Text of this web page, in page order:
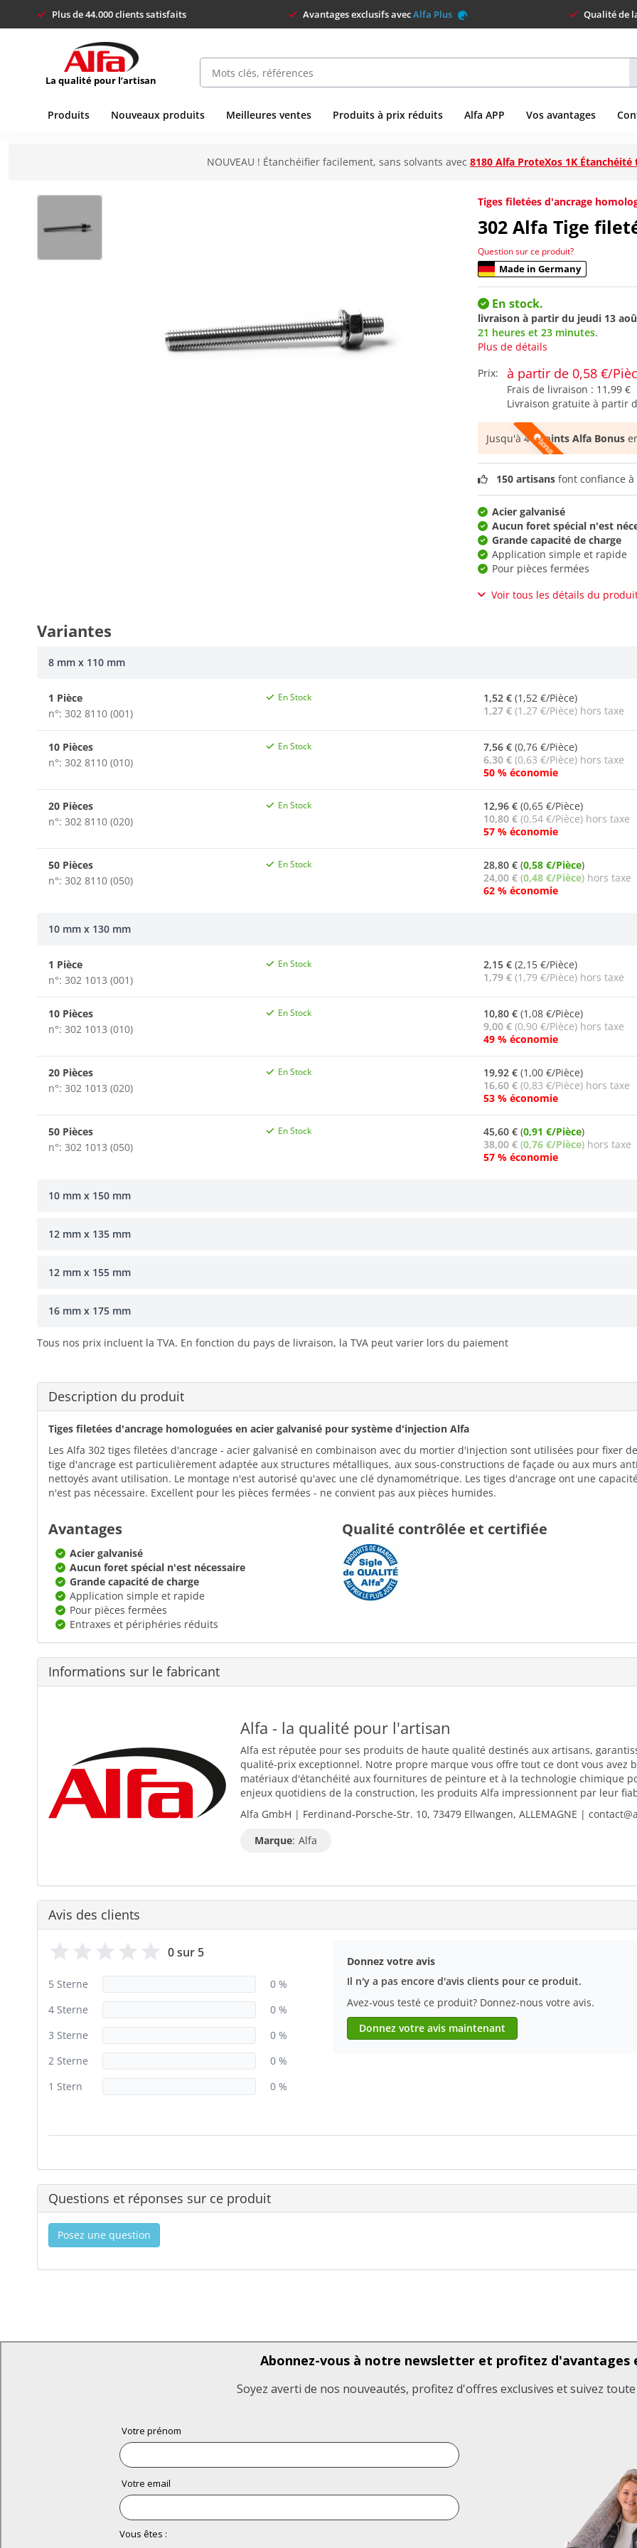
Plus de 44.000 clients satisfaits Avantages exclusifs avecAlfa Plus Qualité de
La qualité pour l’artisan
Produits Nouveaux produits Meilleures ventes Produits à prix réduits Alfa APP Vos avantages
NOUVEAU ! Étanchéifier facilement, sans solvants avec 8180 Alfa ProteXos 1K
Tiges filetées d'ancrage
302 Alfa Tige
Question sur ce produit?
Made in Germany
En stock.
livraison à partir du jeudi 13
21 heures et 23 minutes.
Plus de détails
Prix:
à partir de 0,58 €/
Frais de livraison : 11,99 €
Livraison gratuite à partir
Jusqu'à44 points Alfa Bonus
150 artisans font confiance
Acier galvanisé
Aucun foret spécial n'est
Grande capacité de charge
Application simple et rapide
Pour pièces fermées
Voir tous les détails du
Variantes
8 mm x 110 mm
1 Pièce
n°: 302 8110 (001)
En Stock 1,52 € (1,52 €/Pièce)
1,27 € (1,27 €/Pièce) hors taxe
10 Pièces
n°: 302 8110 (010)
En Stock 7,56 € (0,76 €/Pièce)
6,30 € (0,63 €/Pièce) hors taxe
50 % économie
20 Pièces
n°: 302 8110 (020)
En Stock 12,96 € (0,65 €/Pièce)
10,80 € (0,54 €/Pièce) hors taxe
57 % économie
50 Pièces
n°: 302 8110 (050)
En Stock 28,80 € (0,58 €/Pièce)
24,00 € (0,48 €/Pièce) hors taxe
62 % économie
10 mm x 130 mm
1 Pièce
n°: 302 1013 (001)
En Stock 2,15 € (2,15 €/Pièce)
1,79 € (1,79 €/Pièce) hors taxe
10 Pièces
n°: 302 1013 (010)
En Stock 10,80 € (1,08 €/Pièce)
9,00 € (0,90 €/Pièce) hors taxe
49 % économie
20 Pièces
n°: 302 1013 (020)
En Stock 19,92 € (1,00 €/Pièce)
16,60 € (0,83 €/Pièce) hors taxe
53 % économie
50 Pièces
n°: 302 1013 (050)
En Stock 45,60 € (0,91 €/Pièce)
38,00 € (0,76 €/Pièce) hors taxe
57 % économie
10 mm x 150 mm
12 mm x 135 mm
12 mm x 155 mm
16 mm x 175 mm
Tous nos prix incluent la TVA. En fonction du pays de livraison, la TVA peut varier lors du paiement
Description du produit
Tiges filetées d'ancrage homologuées en acier galvanisé pour système d'injection Alfa
Les Alfa 302 tiges filetées d'ancrage - acier galvanisé en combinaison avec du mortier d'injection sont utilisées pour fixer
tige d'ancrage est particulièrement adaptée aux structures métalliques, aux sous-constructions de façade ou aux murs
nettoyés avant utilisation. Le montage n'est autorisé qu'avec une clé dynamométrique. Les tiges d'ancrage ont une
n'est pas nécessaire. Excellent pour les pièces fermées - ne convient pas aux pièces humides.
Avantages
Acier galvanisé
Aucun foret spécial n'est nécessaire
Grande capacité de charge
Application simple et rapide
Pour pièces fermées
Entraxes et périphéries réduits
Qualité contrôlée et certifiée
Informations sur le fabricant
Alfa - la qualité pour l'artisan
Alfa est réputée pour ses produits de haute qualité destinés aux artisans,
qualité-prix exceptionnel. Notre propre marque vous offre tout ce dont vous avez
matériaux d'étanchéité aux fournitures de peinture et à la technologie chimique
enjeux quotidiens de la construction, les produits Alfa impressionnent par leur
Alfa GmbH | Ferdinand-Porsche-Str. 10, 73479 Ellwangen, ALLEMAGNE |
Marque: Alfa
Avis des clients
0 sur 5
5 Sterne
0 %
4 Sterne
0 %
3 Sterne
0 %
2 Sterne
0 %
1 Stern
0 %
Donnez votre avis
Il n'y a pas encore d'avis clients pour ce produit.
Avez-vous testé ce produit? Donnez-nous votre avis.
Donnez votre avis maintenant
Questions et réponses sur ce produit
Posez une question